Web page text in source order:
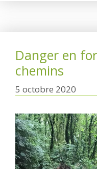
Danger en
chemins
5 octobre 2020